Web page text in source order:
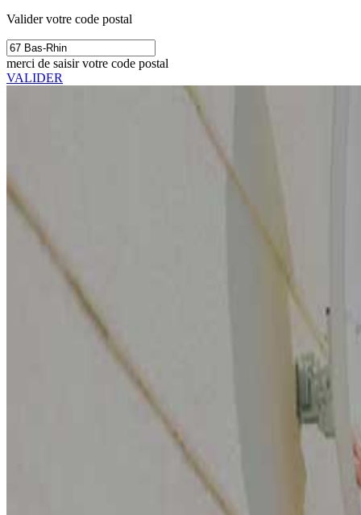
Valider votre code postal
merci de saisir votre code postal
VALIDER